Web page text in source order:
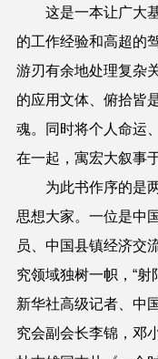
这是一本让广大
的工作经验和高超的
游刃有余地处理复杂
的应用文体、俯拾皆
魂。同时将个人命运
在一起，寓宏大叙事
为此书作序的是
思想大家。一位是中
员、中国县镇经济交
究领域独树一帜，“
新华社高级记者、中
究会副会长李锦，邓